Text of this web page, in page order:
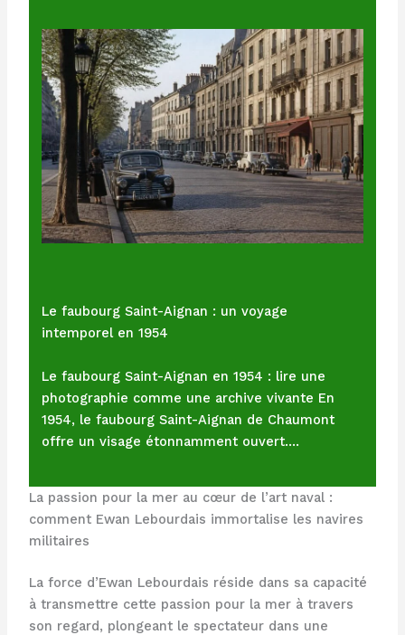
Le faubourg Saint-Aignan : un voyage
intemporel en 1954
Le faubourg Saint-Aignan en 1954 : lire une
photographie comme une archive vivante En
1954, le faubourg Saint-Aignan de Chaumont
offre un visage étonnamment ouvert.…
La passion pour la mer au cœur de l’art naval :
comment Ewan Lebourdais immortalise les navires
militaires
La force d’Ewan Lebourdais réside dans sa capacité
à transmettre cette passion pour la mer à travers
son regard, plongeant le spectateur dans une